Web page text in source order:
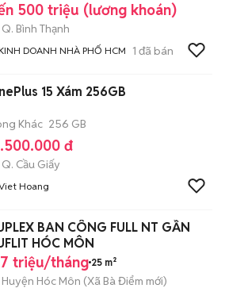
500 triệu (lương khoán)
Q. Bình Thạnh
DOANH NHÀ PHỐ HCM 1 đã bán
15 Xám 256GB
Khác 256 GB
đ
Q. Cầu Giấy
Hoang
BAN CÔNG FULL NT GẦN
HÓC MÔN
triệu/tháng 25 m²
Huyện Hóc Môn (Xã Bà Điểm mới)